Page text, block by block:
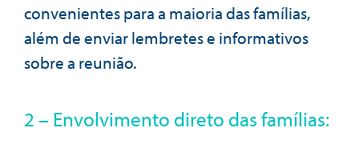
convenientes para a maioria das famílias,
além de enviar lembretes e informativos
sobre a reunião.
2 – Envolvimento direto das famílias: